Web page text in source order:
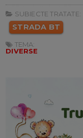
SUBIECTE TRATATE:
STRADA BT
TEMA:
DIVERSE